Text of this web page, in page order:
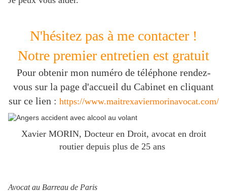
N'hésitez pas à me contacter !
Notre premier entretien est gratuit
Pour obtenir mon numéro de téléphone rendez-
vous sur la page d'accueil du Cabinet en cliquant
sur ce lien : https://www.maitrexaviermorinavocat.com/
Xavier MORIN, Docteur en Droit, avocat en droit
routier depuis plus de 25 ans
Avocat au Barreau de Paris